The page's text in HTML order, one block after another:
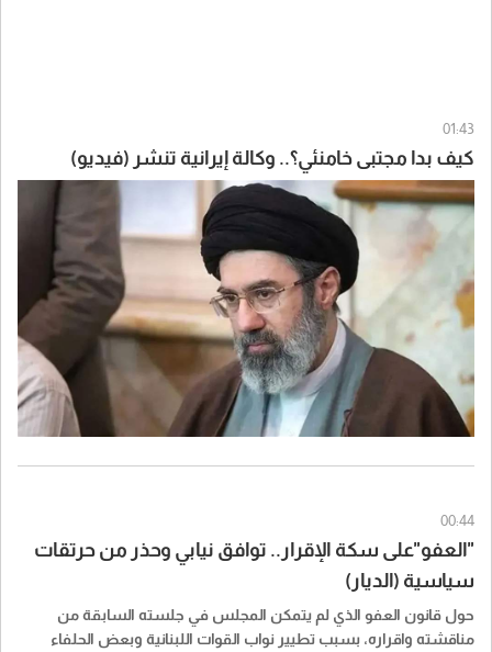
01:43
كيف بدا مجتبى خامنئي؟.. وكالة إيرانية تنشر (فيديو)
00:44
"العفو"على سكة الإقرار.. توافق نيابي وحذر من حرتقات
سياسية (الديار)
حول قانون العفو الذي لم يتمكن المجلس في جلسته السابقة من
مناقشته واقراره، بسبب تطيير نواب القوات اللبنانية وبعض الحلفاء